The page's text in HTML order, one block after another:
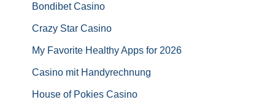
Bondibet Casino
Crazy Star Casino
My Favorite Healthy Apps for 2026
Casino mit Handyrechnung
House of Pokies Casino